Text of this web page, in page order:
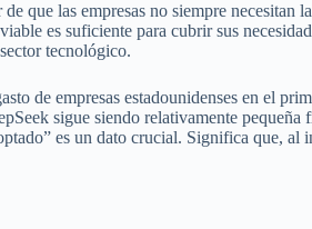
que las empresas no siempre necesitan
es suficiente para cubrir sus
tecnológico.
de empresas estadounidenses en el
sigue siendo relativamente pequeña
es un dato crucial. Significa que,